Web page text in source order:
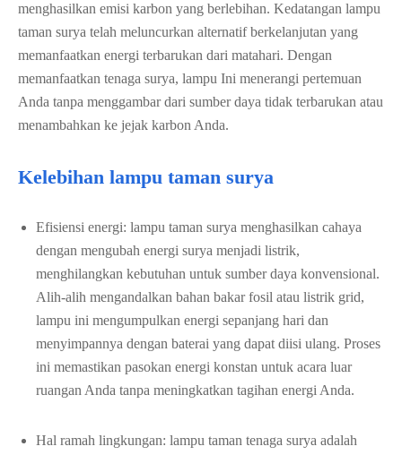
menghasilkan emisi karbon yang berlebihan. Kedatangan lampu
taman surya telah meluncurkan alternatif berkelanjutan yang
memanfaatkan energi terbarukan dari matahari. Dengan
memanfaatkan tenaga surya, lampu Ini menerangi pertemuan
Anda tanpa menggambar dari sumber daya tidak terbarukan atau
menambahkan ke jejak karbon Anda.
Kelebihan lampu taman surya
Efisiensi energi: lampu taman surya menghasilkan cahaya
dengan mengubah energi surya menjadi listrik,
menghilangkan kebutuhan untuk sumber daya konvensional.
Alih-alih mengandalkan bahan bakar fosil atau listrik grid,
lampu ini mengumpulkan energi sepanjang hari dan
menyimpannya dengan baterai yang dapat diisi ulang. Proses
ini memastikan pasokan energi konstan untuk acara luar
ruangan Anda tanpa meningkatkan tagihan energi Anda.
Hal ramah lingkungan: lampu taman tenaga surya adalah